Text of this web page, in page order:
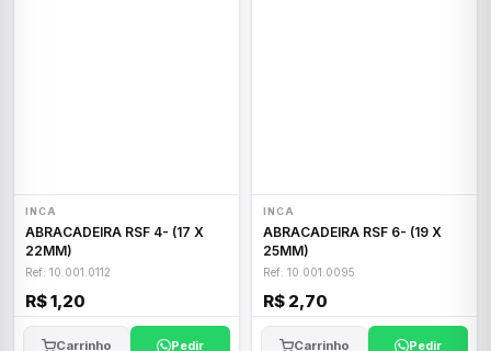
INCA
ABRACADEIRA RSF 4- (17 X
22MM)
Ref: 10.001.0112
R$ 1,20
Carrinho Pedir
INCA
ABRACADEIRA RSF 6- (19 X
25MM)
Ref: 10.001.0095
R$ 2,70
Carrinho Pedir